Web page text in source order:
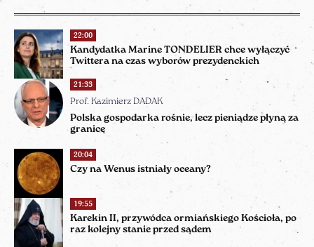
22:00
Kandydatka Marine TONDELIER chce wyłączyć
Twittera na czas wyborów prezydenckich
21:33
Prof. Kazimierz DADAK
Polska gospodarka rośnie, lecz pieniądze płyną za
granicę
20:04
Czy na Wenus istniały oceany?
19:55
Karekin II, przywódca ormiańskiego Kościoła, po
raz kolejny stanie przed sądem